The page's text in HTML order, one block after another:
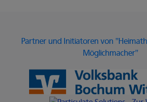
Partner und Initiatoren von
Möglichmacher"
Link zur
Link zur